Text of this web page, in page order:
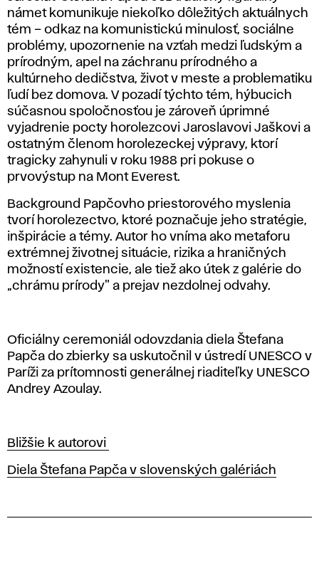
námet komunikuje niekoľko dôležitých aktuálnych
tém – odkaz na komunistickú minulosť, sociálne
problémy, upozornenie na vzťah medzi ľudským a
prírodným, apel na záchranu prírodného a
kultúrneho dedičstva, život v meste a problematiku
ľudí bez domova. V pozadí týchto tém, hýbucich
súčasnou spoločnosťou je zároveň úprimné
vyjadrenie pocty horolezcovi Jaroslavovi Jaškovi a
ostatným členom horolezeckej výpravy, ktorí
tragicky zahynuli v roku 1988 pri pokuse o
prvovýstup na Mont Everest.
Background Papčovho priestorového myslenia
tvorí horolezectvo, ktoré poznačuje jeho stratégie,
inšpirácie a témy. Autor ho vníma ako metaforu
extrémnej životnej situácie, rizika a hraničných
možností existencie, ale tiež ako útek z galérie do
„chrámu prírody" a prejav nezdolnej odvahy.
Oficiálny ceremoniál odovzdania diela Štefana
Papča do zbierky sa uskutočnil v ústredí UNESCO v
Paríži za prítomnosti generálnej riaditeľky UNESCO
Andrey Azoulay.
Bližšie k autorovi
Diela Štefana Papča v slovenských galériách